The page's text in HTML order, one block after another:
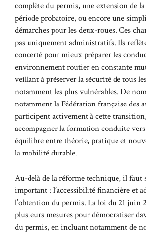
complète du permis, une extension de
période probatoire, ou encore une
démarches pour les deux-roues. Ces
pas uniquement administratifs. Ils
concerté pour mieux préparer les
environnement routier en constante
veillant à préserver la sécurité de tous
notamment les plus vulnérables. De
notamment la Fédération française des
participent activement à cette
accompagner la formation conduite
équilibre entre théorie, pratique et
la mobilité durable.
Au-delà de la réforme technique, il faut
important : l’accessibilité financière et
l’obtention du permis. La loi du 21 juin
plusieurs mesures pour démocratiser
du permis, en incluant notamment de